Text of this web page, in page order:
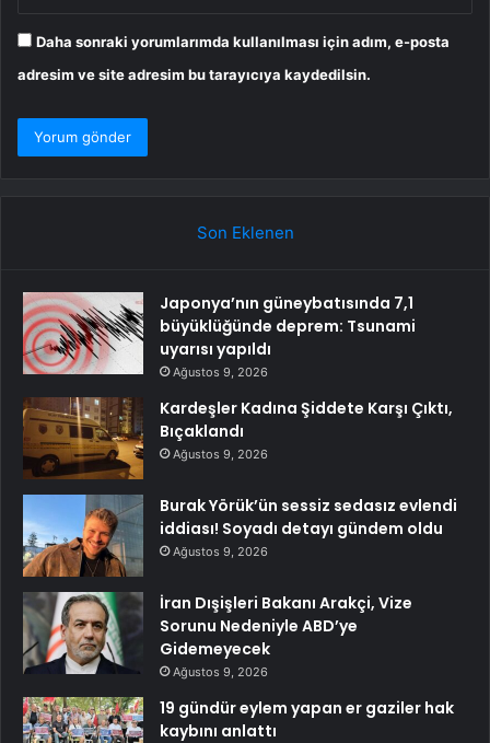
Daha sonraki yorumlarımda kullanılması için adım, e-posta
adresim ve site adresim bu tarayıcıya kaydedilsin.
Son Eklenen
Japonya’nın güneybatısında 7,1
büyüklüğünde deprem: Tsunami
uyarısı yapıldı
Ağustos 9, 2026
Kardeşler Kadına Şiddete Karşı Çıktı,
Bıçaklandı
Ağustos 9, 2026
Burak Yörük’ün sessiz sedasız evlendi
iddiası! Soyadı detayı gündem oldu
Ağustos 9, 2026
İran Dışişleri Bakanı Arakçi, Vize
Sorunu Nedeniyle ABD’ye
Gidemeyecek
Ağustos 9, 2026
19 gündür eylem yapan er gaziler hak
kaybını anlattı